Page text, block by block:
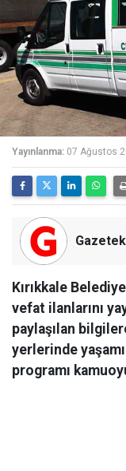
Yayınlanma: 07 Ağustos
Kırıkkale
vefat ilanlarını
paylaşılan
yerlerinde
programı